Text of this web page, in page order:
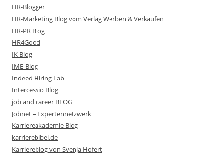
HR-Blogger
HR-Marketing Blog vom Verlag Werben & Verkaufen
HR-PR Blog
HR4Good
IK Blog
IME-Blog
Indeed Hiring Lab
Intercessio Blog
job and career BLOG
Jobnet – Expertennetzwerk
Karriereakademie Blog
karrierebibel.de
Karriereblog von Svenja Hofert